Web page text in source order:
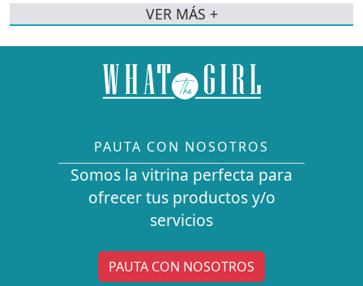
VER MÁS +
PAUTA CON NOSOTROS
Somos la vitrina perfecta para
ofrecer tus productos y/o
servicios
PAUTA CON NOSOTROS